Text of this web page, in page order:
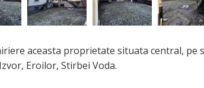
aceasta proprietate situata central, pe
Eroilor, Stirbei Voda.